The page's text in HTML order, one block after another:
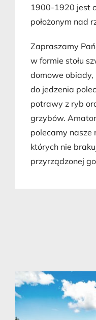
1900-1920 jest
położonym nad
Zapraszamy
w formie stołu
domowe obiady,
do jedzenia
potrawy z ryb
grzybów.
polecamy nasze
których nie
przyrządzonej